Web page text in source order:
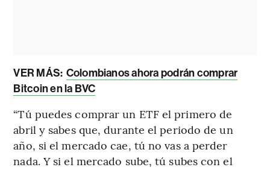
VER MÁS: Colombianos ahora podrán comprar
Bitcoin en la BVC
“Tú puedes comprar un ETF el primero de
abril y sabes que, durante el periodo de un
año, si el mercado cae, tú no vas a perder
nada. Y si el mercado sube, tú subes con el